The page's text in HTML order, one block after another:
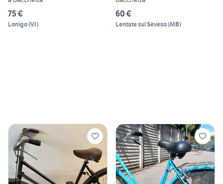
75 €
Lonigo(VI)
60 €
Lentate sul Seveso(MB)